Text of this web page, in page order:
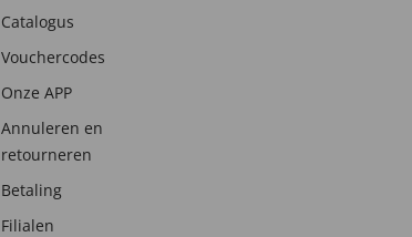
Catalogus
Vouchercodes
Onze APP
Annuleren en
retourneren
Betaling
Filialen